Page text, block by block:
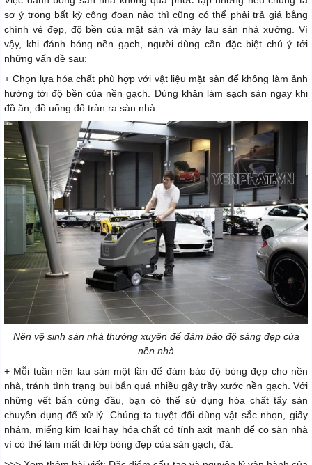
sơ ý trong bất kỳ công đoạn nào thì cũng có thể phải trả giá bằng
chính vẻ đẹp, độ bền của mặt sàn và máy lau sàn nhà xưởng. Vì
vậy, khi đánh bóng nền gạch, người dùng cần đặc biệt chú ý tới
những vấn đề sau:
+ Chọn lựa hóa chất phù hợp với vật liệu mặt sàn để không làm ảnh
hưởng tới độ bền của nền gạch. Dùng khăn làm sạch sàn ngay khi
đồ ăn, đồ uống đổ tràn ra sàn nhà.
Nên vệ sinh sàn nhà thường xuyên để đảm bảo độ sáng đẹp của
nền nhà
+ Mỗi tuần nên lau sàn một lần để đảm bảo độ bóng đẹp cho nền
nhà, tránh tình trạng bụi bẩn quá nhiều gây trầy xước nền gạch. Với
những vết bẩn cứng đầu, bạn có thể sử dụng hóa chất tẩy sàn
chuyên dụng để xử lý. Chúng ta tuyệt đối dùng vật sắc nhọn, giấy
nhám, miếng kim loại hay hóa chất có tính axit mạnh để cọ sàn nhà
vì có thể làm mất đi lớp bóng đẹp của sàn gạch, đá.